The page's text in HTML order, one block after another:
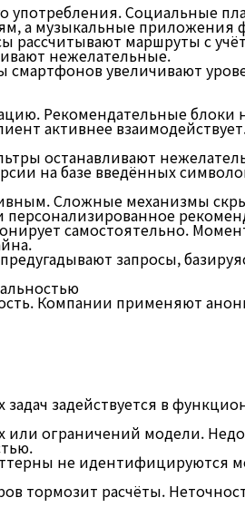
употребления. Социальные
а музыкальные
маршруты с
нежелательные.
увеличивают
Рекомендательные блоки
активнее
останавливают
на базе введённых
Сложные механизмы
самостоятельно.
запросы,
Компании применяют
задействуется в
ограничений модели.
не идентифицируются
тормозит расчёты.